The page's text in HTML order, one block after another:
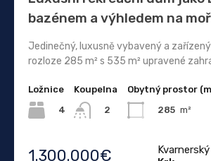
bazénem a výhledem na
Jedinečný, luxusně vybavený a
rozloze 285 m² s 535 m² upravené
Ložnice
4
Koupelna
2
Obytný prostor
285 m²
1.300.000€